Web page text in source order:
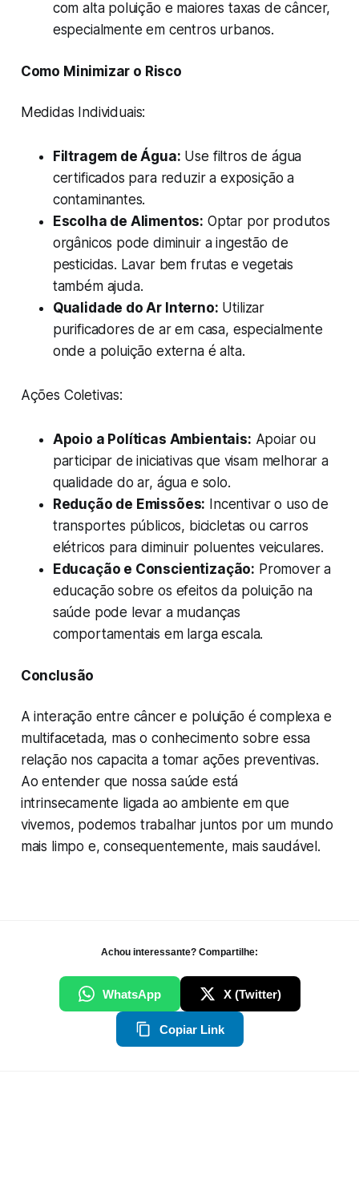
com alta poluição e maiores taxas de câncer,
especialmente em centros urbanos.
Como Minimizar o Risco
Medidas Individuais:
Filtragem de Água: Use filtros de água
certificados para reduzir a exposição a
contaminantes.
Escolha de Alimentos: Optar por produtos
orgânicos pode diminuir a ingestão de
pesticidas. Lavar bem frutas e vegetais
também ajuda.
Qualidade do Ar Interno: Utilizar
purificadores de ar em casa, especialmente
onde a poluição externa é alta.
Ações Coletivas:
Apoio a Políticas Ambientais: Apoiar ou
participar de iniciativas que visam melhorar a
qualidade do ar, água e solo.
Redução de Emissões: Incentivar o uso de
transportes públicos, bicicletas ou carros
elétricos para diminuir poluentes veiculares.
Educação e Conscientização: Promover a
educação sobre os efeitos da poluição na
saúde pode levar a mudanças
comportamentais em larga escala.
Conclusão
A interação entre câncer e poluição é complexa e
multifacetada, mas o conhecimento sobre essa
relação nos capacita a tomar ações preventivas.
Ao entender que nossa saúde está
intrinsecamente ligada ao ambiente em que
vivemos, podemos trabalhar juntos por um mundo
mais limpo e, consequentemente, mais saudável.
Achou interessante? Compartilhe:
WhatsApp X (Twitter)
Copiar Link